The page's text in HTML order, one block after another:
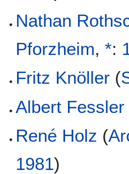
Nathan
Pforzheim,*:
Fritz Knöller (
Albert Fessler
René Holz (
1981)